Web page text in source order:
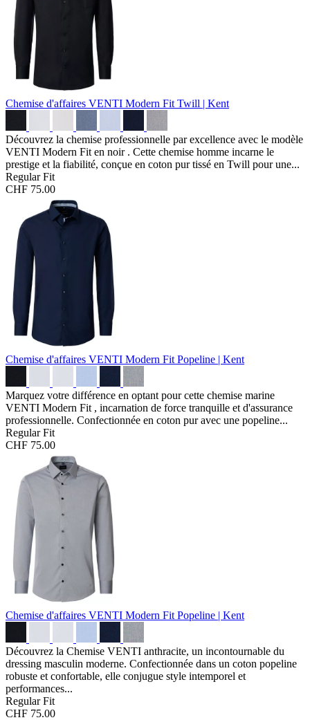
Chemise d'affaires VENTI Modern Fit Twill | Kent
Découvrez la chemise professionnelle par excellence avec le modèle
VENTI Modern Fit en noir . Cette chemise homme incarne le
prestige et la fiabilité, conçue en coton pur tissé en Twill pour une...
Regular Fit
CHF 75.00
Chemise d'affaires VENTI Modern Fit Popeline | Kent
Marquez votre différence en optant pour cette chemise marine
VENTI Modern Fit , incarnation de force tranquille et d'assurance
professionnelle. Confectionnée en coton pur avec une popeline...
Regular Fit
CHF 75.00
Chemise d'affaires VENTI Modern Fit Popeline | Kent
Découvrez la Chemise VENTI anthracite, un incontournable du
dressing masculin moderne. Confectionnée dans un coton popeline
robuste et confortable, elle conjugue style intemporel et
performances...
Regular Fit
CHF 75.00